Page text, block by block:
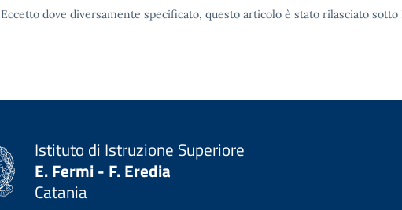
Eccetto dove diversamente specificato, questo articolo è stato rilasciato
Istituto di Istruzione Superiore
E. Fermi - F. Eredia
Catania